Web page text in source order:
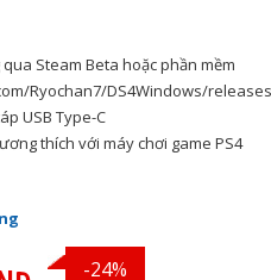
Steam Beta hoặc phần mềm
Ryochan7/DS4Windows/
USB Type-C
thích với máy chơi game PS4
-24%